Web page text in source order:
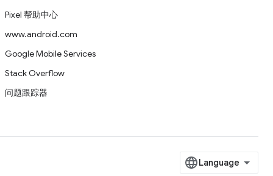
Pixel 帮助中心
www.android.com
Google Mobile Services
Stack Overflow
问题跟踪器